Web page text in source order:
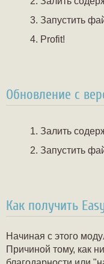
Запустить
Profit!
Обновление с
Залить
Запустить
Как получить
Начиная с этого
Причиной тому, как